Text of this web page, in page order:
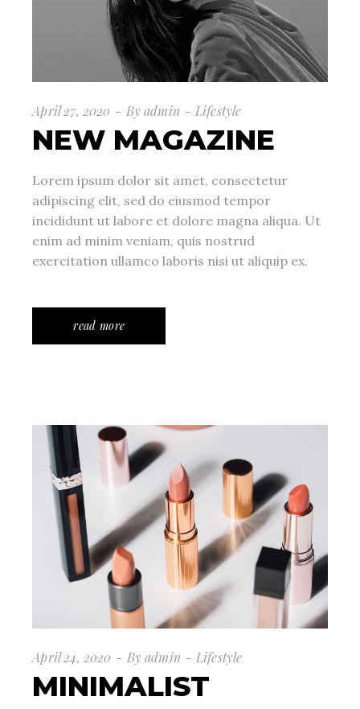
April 27, 2020 Byadmin Lifestyle
NEW MAGAZINE
Lorem ipsum dolor sit amet, consectetur
adipiscing elit, sed do eiusmod tempor
incididunt ut labore et dolore magna aliqua. Ut
enim ad minim veniam, quis nostrud
exercitation ullamco laboris nisi ut aliquip ex.
read more
April 24, 2020 Byadmin Lifestyle
MINIMALIST